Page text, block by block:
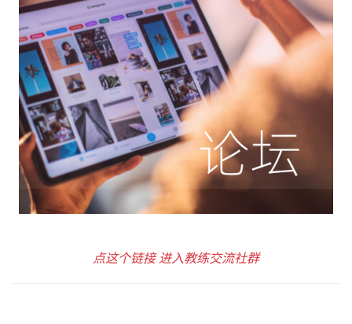
点这个链接 进入教练交流社群